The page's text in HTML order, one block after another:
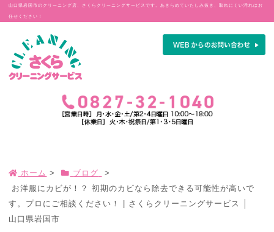
山口県岩国市のクリーニング店、さくらクリーニングサービスです。あきらめていたしみ抜き、取れにくい汚れはお
任せください！
ホーム > ブログ
>
お洋服にカビが！？ 初期のカビなら除去できる可能性が高いで
す。プロにご相談ください！ | さくらクリーニングサービス │
山口県岩国市